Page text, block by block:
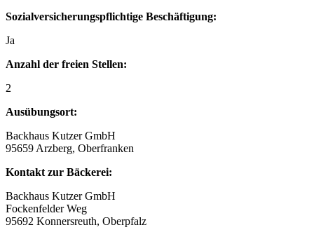
Sozialversicherungspflichtige Beschäftigung:
Ja
Anzahl der freien Stellen:
2
Ausübungsort:
Backhaus Kutzer GmbH
95659 Arzberg, Oberfranken
Kontakt zur Bäckerei:
Backhaus Kutzer GmbH
Fockenfelder Weg
95692 Konnersreuth, Oberpfalz